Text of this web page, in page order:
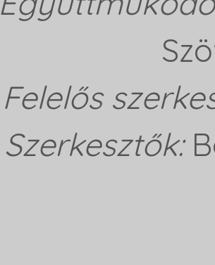
Felelős
Szerkesztők: